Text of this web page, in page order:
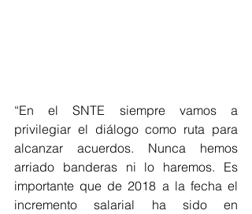
“En el SNTE siempre vamos a
privilegiar el diálogo como ruta para
alcanzar acuerdos. Nunca hemos
arriado banderas ni lo haremos. Es
importante que de 2018 a la fecha el
incremento salarial ha sido en